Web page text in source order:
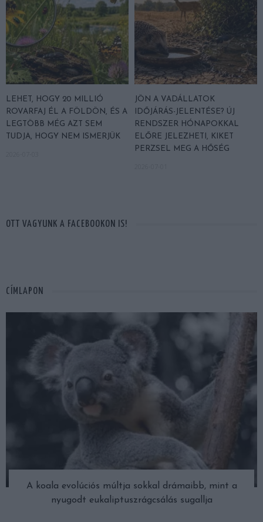
LEHET, HOGY 20 MILLIÓ
ROVARFAJ ÉL A FÖLDÖN, ÉS A
LEGTÖBB MÉG AZT SEM
TUDJA, HOGY NEM ISMERJÜK
JÖN A VADÁLLATOK
IDŐJÁRÁS-JELENTÉSE? ÚJ
RENDSZER HÓNAPOKKAL
ELŐRE JELEZHETI, KIKET
PERZSEL MEG A HŐSÉG
OTT VAGYUNK A FACEBOOKON IS!
CÍMLAPON
A koala evolúciós múltja sokkal drámaibb, mint a
nyugodt eukaliptuszrágcsálás sugallja